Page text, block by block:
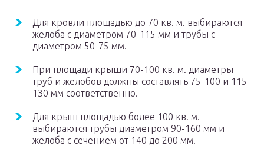
Для кровли площадью до 70 кв. м. выбираются
желоба с диаметром 70-115 мм и трубы с
диаметром 50-75 мм.
При площади крыши 70-100 кв. м. диаметры
труб и желобов должны составлять 75-100 и 115-
130 мм соответственно.
Для крыш площадью более 100 кв. м.
выбираются трубы диаметром 90-160 мм и
желоба с сечением от 140 до 200 мм.